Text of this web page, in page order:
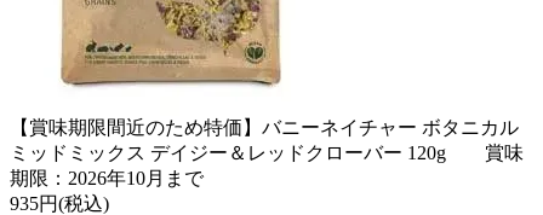
【賞味期限間近のため特価】バニーネイチャー ボタニカル
ミッドミックス デイジー＆レッドクローバー 120g 賞味
期限：2026年10月まで
935円(税込)